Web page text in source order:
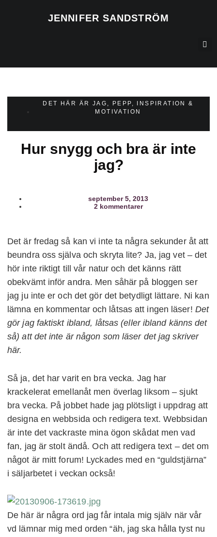
JENNIFER SANDSTRÖM
DET HÄR ÄR JAG ,
PEPP, INSPIRATION &
MOTIVATION
Hur snygg och bra är inte
jag?
september 5, 2013
2 kommentarer
Det är fredag så kan vi inte ta några sekunder åt att
beundra oss själva och skryta lite? Ja, jag vet – det
hör inte riktigt till vår natur och det känns rätt
obekvämt inför andra. Men såhär på bloggen ser
jag ju inte er och det gör det betydligt lättare. Ni kan
lämna en kommentar och låtsas att ingen läser! Det
gör jag faktiskt ibland, låtsas (eller ibland känns det
så) att det inte är någon som läser det jag skriver
här.
Så ja, det har varit en bra vecka. Jag har
krackelerat emellanåt men överlag liksom – sjukt
bra vecka. På jobbet hade jag plötsligt i uppdrag att
designa en webbsida och redigera text. Webbsidan
är inte det vackraste mina ögon skådat men vad
fan, jag är stolt ändå. Och att redigera text – det om
något är mitt forum! Lyckades med en “guldstjärna”
i säljarbetet i veckan också!
De här är några ord jag får intala mig själv när vår
vd lämnar mig med orden “äh, jag ska hålla tyst nu